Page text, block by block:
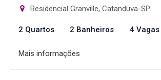
Residencial Granville, Catanduva-SP
2 Quartos 2 Banheiros 4 Vagas
Mais informações